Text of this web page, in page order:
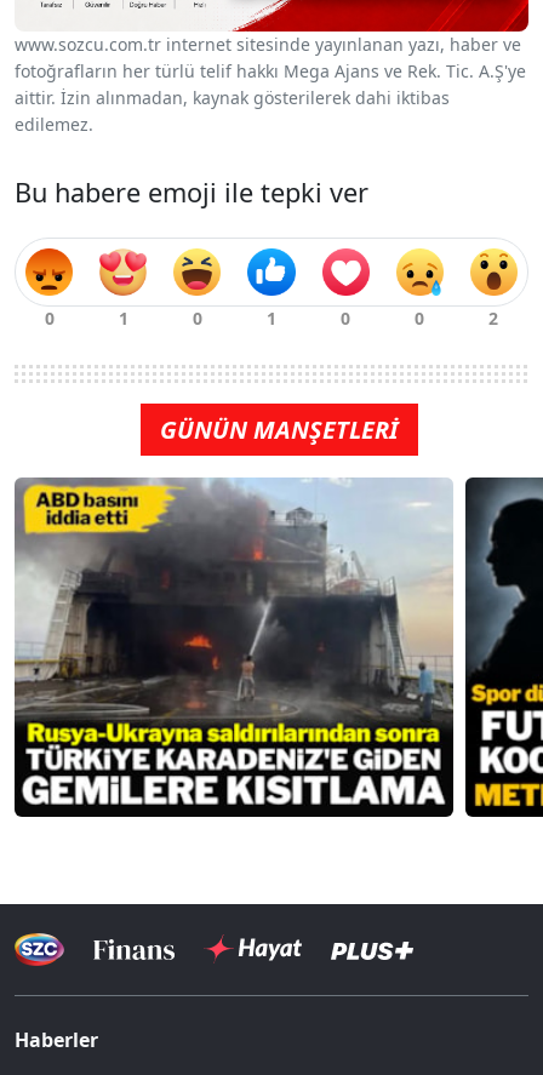
www.sozcu.com.tr internet sitesinde yayınlanan yazı, haber ve
fotoğrafların her türlü telif hakkı Mega Ajans ve Rek. Tic. A.Ş'ye
aittir. İzin alınmadan, kaynak gösterilerek dahi iktibas
edilemez.
Bu habere emoji ile tepki ver
GÜNÜN MANŞETLERİ
Haberler